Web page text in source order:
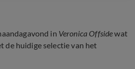
in Veronica Offsidewat
de huidige selectie van het